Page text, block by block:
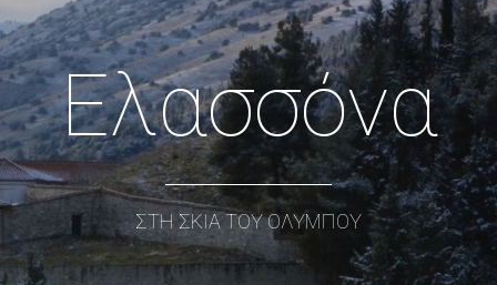
Ελασσόνα
ΣΤΗ ΣΚΙΑ ΤΟΥ ΟΛΥΜΠΟΥ